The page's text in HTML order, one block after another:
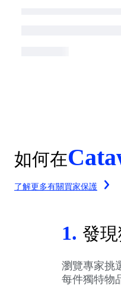
如何在
了解更多有關買家保護
1. 發
瀏覽專家挑
每件獨特物